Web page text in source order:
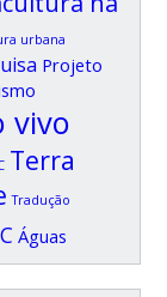
urbana
Projeto
vivo
Terra
Tradução
Águas